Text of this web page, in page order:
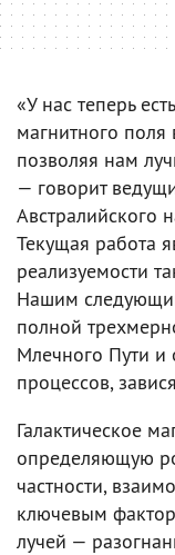
«У нас теперь
магнитного поля
позволяя нам
— говорит
Австралийского
Текущая работа
реализуемости
Нашим
полной
Млечного Пути и
процессов,
Галактическое
определяющую
частности,
ключевым
лучей —